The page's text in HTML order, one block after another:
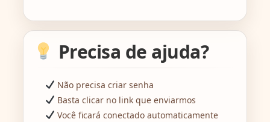
Precisa de ajuda?
Não precisa criar senha
Basta clicar no link que enviarmos
Você ficará conectado automaticamente